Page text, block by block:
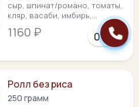
сыр, шпинат/романо, томаты,
кляр, васаби, имбирь,...
1160 ₽
Ролл без риса
250 грамм